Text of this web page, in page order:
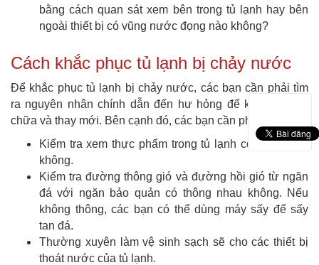
bằng cách quan sát xem bên trong tủ lạnh hay bên
ngoài thiết bị có vũng nước đọng nào không?
Cách khắc phục tủ lạnh bị chảy nước
Để khắc phục tủ lạnh bị chảy nước, các bạn cần phải tìm
ra nguyên nhân chính dẫn đến hư hỏng để kịp thời sửa
chữa và thay mới. Bên cạnh đó, các bạn cần phải:
Kiểm tra xem thực phẩm trong tủ lạnh có nhiều quá
không.
Kiểm tra đường thông gió và đường hồi gió từ ngăn
đá với ngăn bảo quản có thông nhau không. Nếu
không thông, các bạn có thể dùng máy sấy để sấy
tan đá.
Thường xuyên làm vệ sinh sạch sẽ cho các thiết bị
thoát nước của tủ lạnh.